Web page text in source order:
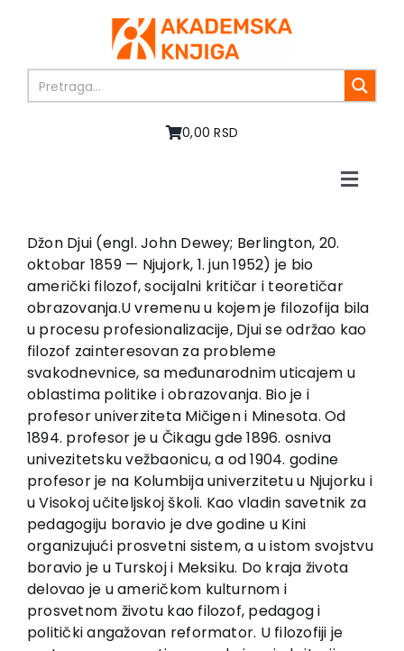
0,00 RSD
Toggle
About us
Books
In preparation
Sale
Authors
News
EU PROJECTS
Contact
Džon Djui (engl. John Dewey; Berlington, 20.
oktobar 1859 — Njujork, 1. jun 1952) je bio
američki filozof, socijalni kritičar i teoretičar
obrazovanja.U vremenu u kojem je filozofija bila
u procesu profesionalizacije, Djui se održao kao
filozof zainteresovan za probleme
svakodnevnice, sa međunarodnim uticajem u
oblastima politike i obrazovanja. Bio je i
profesor univerziteta Mičigen i Minesota. Od
1894. profesor je u Čikagu gde 1896. osniva
univezitetsku vežbaonicu, a od 1904. godine
profesor je na Kolumbija univerzitetu u Njujorku i
u Visokoj učiteljskoj školi. Kao vladin savetnik za
pedagogiju boravio je dve godine u Kini
organizujući prosvetni sistem, a u istom svojstvu
boravio je u Turskoj i Meksiku. Do kraja života
delovao je u američkom kulturnom i
prosvetnom životu kao filozof, pedagog i
politički angažovan reformator. U filozofiji je